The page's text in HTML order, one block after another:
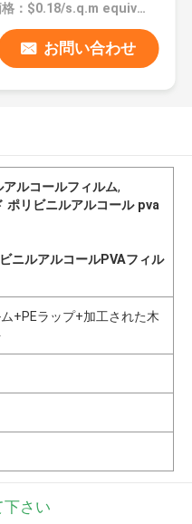
価格：$0.18/s.q.m equivalent to $4.80/kg, on FOB Shanghai basis
お問い合わせ
アルコールフィルム,
ポリビニルアルコール pva
ニルアルコールPVAフィル
+PEラップ+加工された木
下さい